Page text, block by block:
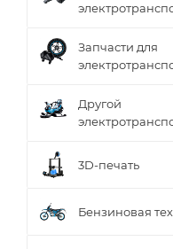
Запчасти для
Другой
3D-печать
Бензиновая